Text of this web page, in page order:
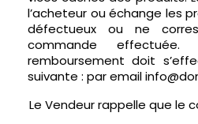
l’acheteur ou échange les
défectueux ou ne
commande
remboursement doit
suivante : par email
Le Vendeur rappelle que le